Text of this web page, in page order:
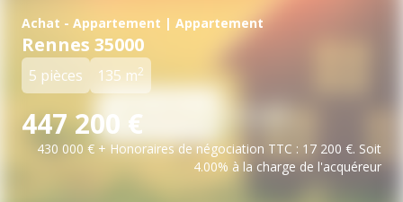
Achat - Appartement | Appartement
Rennes 35000
5 pièces 135 m2
447 200 €
430 000 € + Honoraires de négociation TTC : 17 200 €. Soit
4.00% à la charge de l'acquéreur